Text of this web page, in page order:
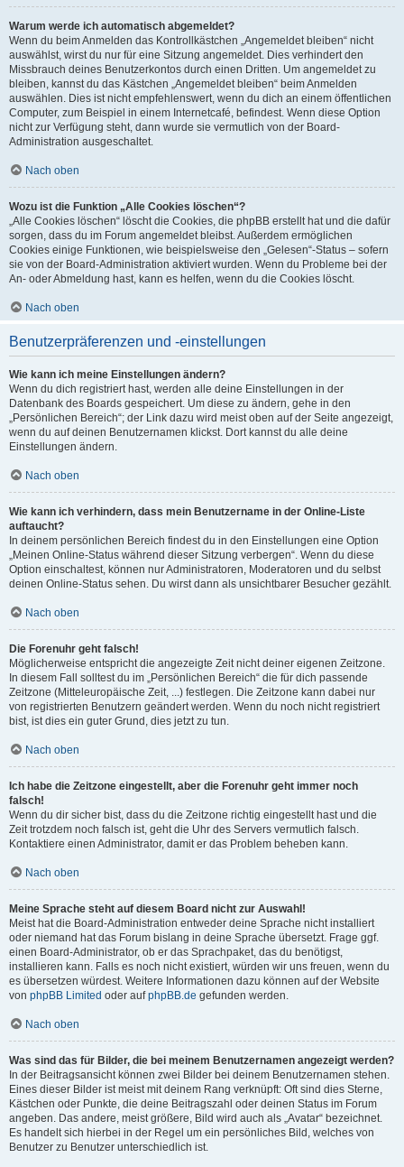
Warum werde ich automatisch abgemeldet?
Wenn du beim Anmelden das Kontrollkästchen „Angemeldet bleiben“ nicht
auswählst, wirst du nur für eine Sitzung angemeldet. Dies verhindert den
Missbrauch deines Benutzerkontos durch einen Dritten. Um angemeldet zu
bleiben, kannst du das Kästchen „Angemeldet bleiben“ beim Anmelden
auswählen. Dies ist nicht empfehlenswert, wenn du dich an einem öffentlichen
Computer, zum Beispiel in einem Internetcafé, befindest. Wenn diese Option
nicht zur Verfügung steht, dann wurde sie vermutlich von der Board-
Administration ausgeschaltet.
Nach oben
Wozu ist die Funktion „Alle Cookies löschen“?
„Alle Cookies löschen“ löscht die Cookies, die phpBB erstellt hat und die dafür
sorgen, dass du im Forum angemeldet bleibst. Außerdem ermöglichen
Cookies einige Funktionen, wie beispielsweise den „Gelesen“-Status – sofern
sie von der Board-Administration aktiviert wurden. Wenn du Probleme bei der
An- oder Abmeldung hast, kann es helfen, wenn du die Cookies löscht.
Nach oben
Benutzerpräferenzen und -einstellungen
Wie kann ich meine Einstellungen ändern?
Wenn du dich registriert hast, werden alle deine Einstellungen in der
Datenbank des Boards gespeichert. Um diese zu ändern, gehe in den
„Persönlichen Bereich“; der Link dazu wird meist oben auf der Seite angezeigt,
wenn du auf deinen Benutzernamen klickst. Dort kannst du alle deine
Einstellungen ändern.
Nach oben
Wie kann ich verhindern, dass mein Benutzername in der Online-Liste
auftaucht?
In deinem persönlichen Bereich findest du in den Einstellungen eine Option
„Meinen Online-Status während dieser Sitzung verbergen“. Wenn du diese
Option einschaltest, können nur Administratoren, Moderatoren und du selbst
deinen Online-Status sehen. Du wirst dann als unsichtbarer Besucher gezählt.
Nach oben
Die Forenuhr geht falsch!
Möglicherweise entspricht die angezeigte Zeit nicht deiner eigenen Zeitzone.
In diesem Fall solltest du im „Persönlichen Bereich“ die für dich passende
Zeitzone (Mitteleuropäische Zeit, ...) festlegen. Die Zeitzone kann dabei nur
von registrierten Benutzern geändert werden. Wenn du noch nicht registriert
bist, ist dies ein guter Grund, dies jetzt zu tun.
Nach oben
Ich habe die Zeitzone eingestellt, aber die Forenuhr geht immer noch
falsch!
Wenn du dir sicher bist, dass du die Zeitzone richtig eingestellt hast und die
Zeit trotzdem noch falsch ist, geht die Uhr des Servers vermutlich falsch.
Kontaktiere einen Administrator, damit er das Problem beheben kann.
Nach oben
Meine Sprache steht auf diesem Board nicht zur Auswahl!
Meist hat die Board-Administration entweder deine Sprache nicht installiert
oder niemand hat das Forum bislang in deine Sprache übersetzt. Frage ggf.
einen Board-Administrator, ob er das Sprachpaket, das du benötigst,
installieren kann. Falls es noch nicht existiert, würden wir uns freuen, wenn du
es übersetzen würdest. Weitere Informationen dazu können auf der Website
von phpBB Limited oder aufphpBB.de gefunden werden.
Nach oben
Was sind das für Bilder, die bei meinem Benutzernamen angezeigt werden?
In der Beitragsansicht können zwei Bilder bei deinem Benutzernamen stehen.
Eines dieser Bilder ist meist mit deinem Rang verknüpft: Oft sind dies Sterne,
Kästchen oder Punkte, die deine Beitragszahl oder deinen Status im Forum
angeben. Das andere, meist größere, Bild wird auch als „Avatar“ bezeichnet.
Es handelt sich hierbei in der Regel um ein persönliches Bild, welches von
Benutzer zu Benutzer unterschiedlich ist.